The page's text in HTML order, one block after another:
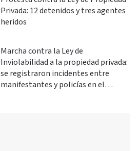
Privada: 12 detenidos y tres agentes
heridos
Marcha contra la Ley de
Inviolabilidad a la propiedad privada:
se registraron incidentes entre
manifestantes y policías en el